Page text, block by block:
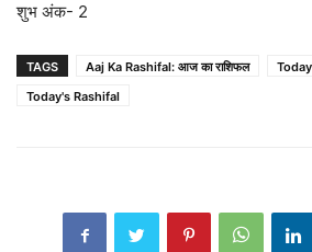
शुभ अंक- 2
TAGS Aaj Ka Rashifal: आज का राशिफल
Today's Rashifal